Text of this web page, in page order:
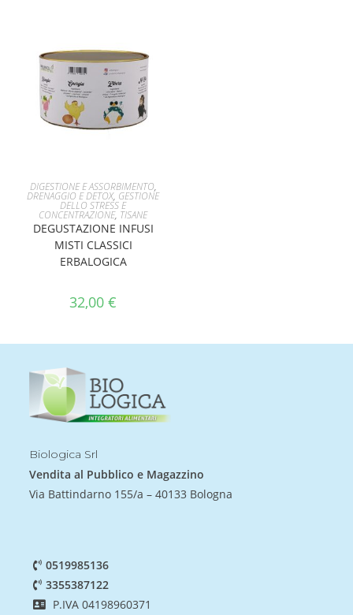
AGGIUNGI AL CARRELLO
DIGESTIONE E ASSORBIMENTO,
DRENAGGIO E DETOX, GESTIONE
DELLO STRESS E
CONCENTRAZIONE, TISANE
DEGUSTAZIONE INFUSI
MISTI CLASSICI
ERBALOGICA
32,00€
Biologica Srl
Vendita al Pubblico e Magazzino
Via Battindarno 155/a – 40133 Bologna
0519985136
3355387122
P.IVA 04198960371